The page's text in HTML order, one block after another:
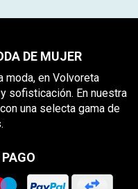
DE MUJER
moda, en Volvoreta
sofisticación. En nuestra
una selecta gama de